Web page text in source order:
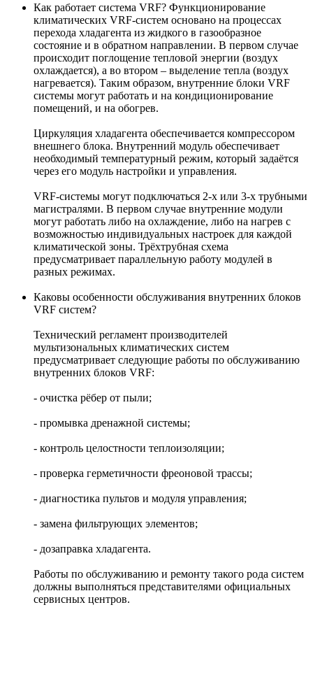
Как работает система VRF? Функционирование
климатических VRF-систем основано на процессах
перехода хладагента из жидкого в газообразное
состояние и в обратном направлении. В первом случае
происходит поглощение тепловой энергии (воздух
охлаждается), а во втором – выделение тепла (воздух
нагревается). Таким образом, внутренние блоки VRF
системы могут работать и на кондиционирование
помещений, и на обогрев.
Циркуляция хладагента обеспечивается компрессором
внешнего блока. Внутренний модуль обеспечивает
необходимый температурный режим, который задаётся
через его модуль настройки и управления.
VRF-системы могут подключаться 2-х или 3-х трубными
магистралями. В первом случае внутренние модули
могут работать либо на охлаждение, либо на нагрев с
возможностью индивидуальных настроек для каждой
климатической зоны. Трёхтрубная схема
предусматривает параллельную работу модулей в
разных режимах.
Каковы особенности обслуживания внутренних блоков
VRF систем?
Технический регламент производителей
мультизональных климатических систем
предусматривает следующие работы по обслуживанию
внутренних блоков VRF:
- очистка рёбер от пыли;
- промывка дренажной системы;
- контроль целостности теплоизоляции;
- проверка герметичности фреоновой трассы;
- диагностика пультов и модуля управления;
- замена фильтрующих элементов;
- дозаправка хладагента.
Работы по обслуживанию и ремонту такого рода систем
должны выполняться представителями официальных
сервисных центров.